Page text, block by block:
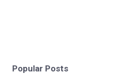
Popular Posts